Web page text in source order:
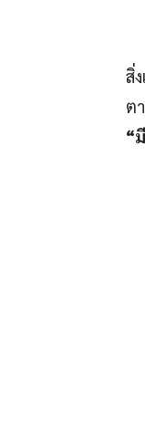
สิ่
ต
“